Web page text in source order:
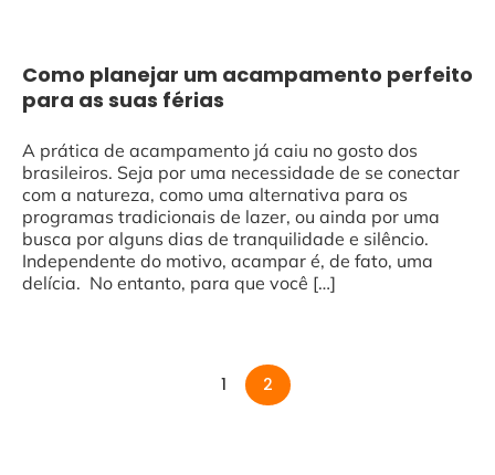
Como planejar um acampamento perfeito
para as suas férias
A prática de acampamento já caiu no gosto dos
brasileiros. Seja por uma necessidade de se conectar
com a natureza, como uma alternativa para os
programas tradicionais de lazer, ou ainda por uma
busca por alguns dias de tranquilidade e silêncio.
Independente do motivo, acampar é, de fato, uma
delícia. No entanto, para que você […]
1 2